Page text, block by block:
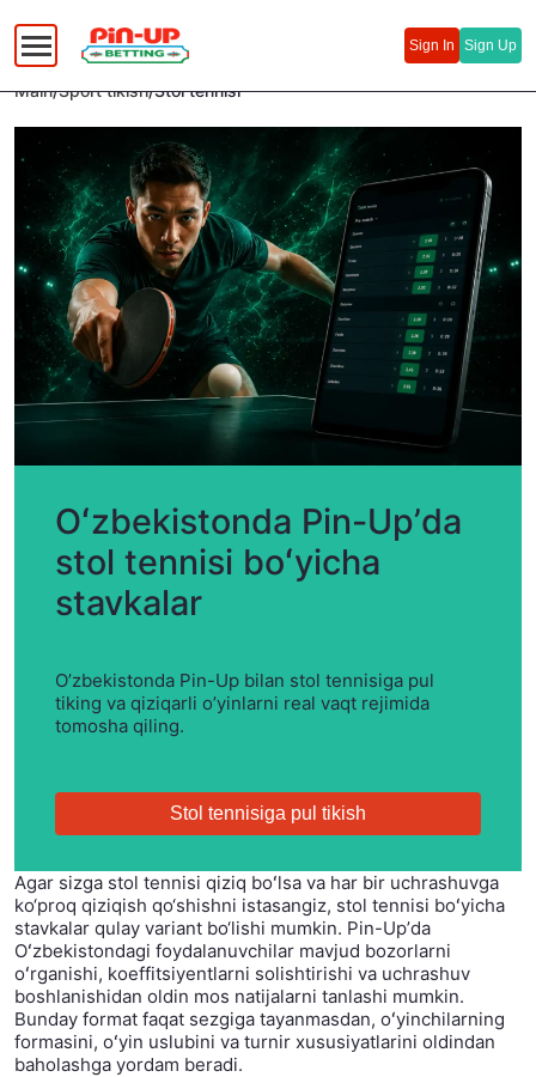
Sign In Sign Up
Main/Sport tikish/Stol tennisi
Oʻzbekistonda Pin-Upʼda
stol tennisi boʻyicha
stavkalar
O’zbekistonda Pin-Up bilan stol tennisiga pul
tiking va qiziqarli o’yinlarni real vaqt rejimida
tomosha qiling.
Stol tennisiga pul tikish
Agar sizga stol tennisi qiziq boʻlsa va har bir uchrashuvga
ko‘proq qiziqish qo‘shishni istasangiz, stol tennisi boʻyicha
stavkalar qulay variant bo‘lishi mumkin. Pin-Upʼda
Oʻzbekistondagi foydalanuvchilar mavjud bozorlarni
oʻrganishi, koeffitsiyentlarni solishtirishi va uchrashuv
boshlanishidan oldin mos natijalarni tanlashi mumkin.
Bunday format faqat sezgiga tayanmasdan, oʻyinchilarning
formasini, oʻyin uslubini va turnir xususiyatlarini oldindan
baholashga yordam beradi.